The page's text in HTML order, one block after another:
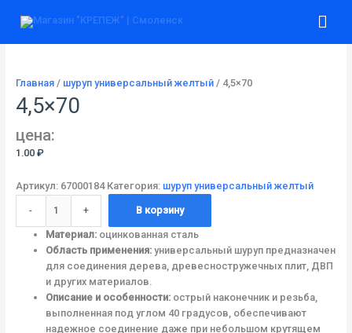
Главная/ шуруп универсальный желтый/ 4,5×70
4,5×70
цена:
1.00 ₽
Артикул: 67000184 Категория: шуруп универсальный желтый
-
товара
+ В корзину
Материал: оцинкованная сталь
Область применения: универсальный шуруп предназначен
для соединения дерева, древесностружечных плит, ДВП
и других материалов.
Описание и особенности: острый наконечник и резьба,
выполненная под углом 40 градусов, обеспечивают
надежное соединение даже при небольшом крутящем